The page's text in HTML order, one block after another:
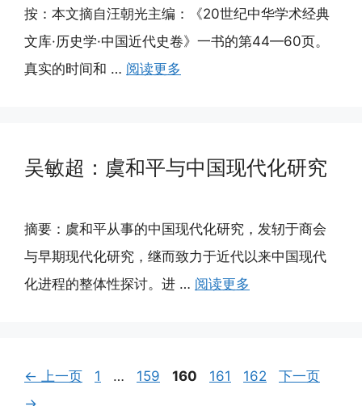
按：本文摘自汪朝光主编：《20世纪中华学术经典
文库·历史学·中国近代史卷》一书的第44—60页。
真实的时间和 … 阅读更多
吴敏超：虞和平与中国现代化研究
摘要：虞和平从事的中国现代化研究，发轫于商会
与早期现代化研究，继而致力于近代以来中国现代
化进程的整体性探讨。进 … 阅读更多
← 上一页
页
1 …
页
159
页
160
页
161
页
162
下一页